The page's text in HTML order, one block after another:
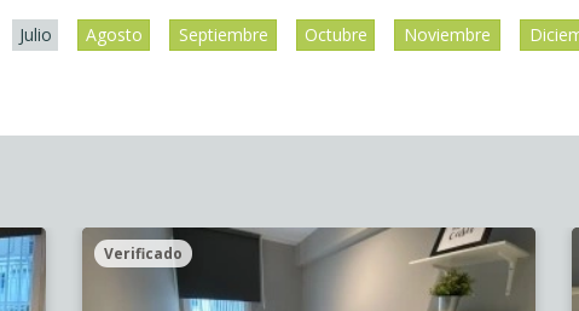
Julio Agosto Septiembre Octubre Noviembre
Verificado